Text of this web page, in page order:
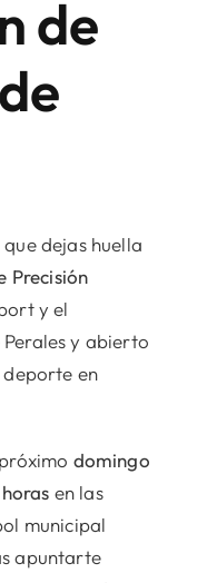
de
que dejas huella
Precisión
y el
y abierto
en
domingo
en las
municipal
apuntarte